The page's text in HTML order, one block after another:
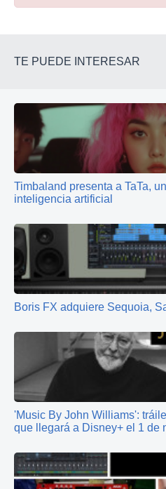
TE PUEDE INTERESAR
Timbaland presenta a TaTa,
inteligencia artificial
Boris FX adquiere Sequoia,
'Music By John Williams':
que llegará a Disney+ el 1 de